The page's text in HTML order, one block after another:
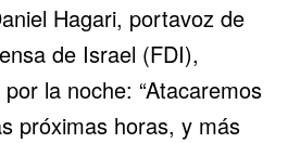
Hagari, portavoz de
de Israel (FDI),
la noche: “Atacaremos
próximas horas, y más